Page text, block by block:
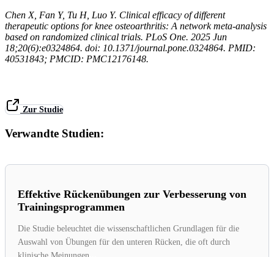
Chen X, Fan Y, Tu H, Luo Y. Clinical efficacy of different
therapeutic options for knee osteoarthritis: A network meta-analysis
based on randomized clinical trials. PLoS One. 2025 Jun
18;20(6):e0324864. doi: 10.1371/journal.pone.0324864. PMID:
40531843; PMCID: PMC12176148.
Zur Studie
Verwandte Studien:
Effektive Rückenübungen zur Verbesserung von
Trainingsprogrammen
Die Studie beleuchtet die wissenschaftlichen Grundlagen für die
Auswahl von Übungen für den unteren Rücken, die oft durch